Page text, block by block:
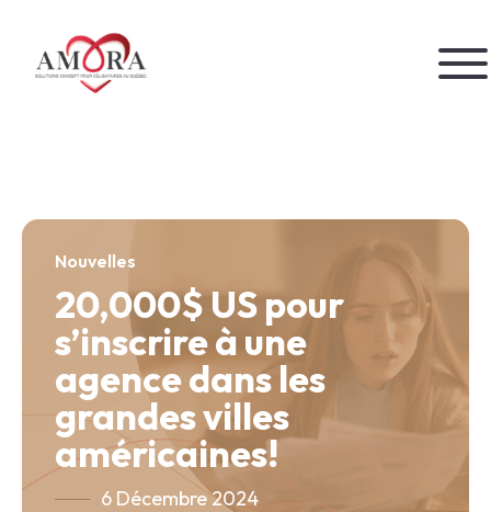
contenu
À propos
Nos services
Nos forfaits
Notre fonctionnement
Actualités
Contact
Débuter l’aventure
Nouvelles
20,000$ US pour
s’inscrire à une
agence dans les
grandes villes
américaines!
6 Décembre 2024